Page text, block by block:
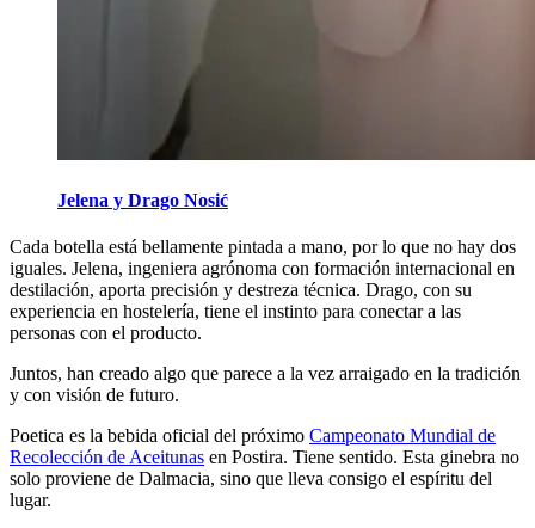
Jelena y Drago Nosić
Cada botella está bellamente pintada a mano, por lo que no hay dos
iguales. Jelena, ingeniera agrónoma con formación internacional en
destilación, aporta precisión y destreza técnica. Drago, con su
experiencia en hostelería, tiene el instinto para conectar a las
personas con el producto.
Juntos, han creado algo que parece a la vez arraigado en la tradición
y con visión de futuro.
Poetica es la bebida oficial del próximo Campeonato Mundial de
Recolección de Aceitunas en Postira. Tiene sentido. Esta ginebra no
solo proviene de Dalmacia, sino que lleva consigo el espíritu del
lugar.